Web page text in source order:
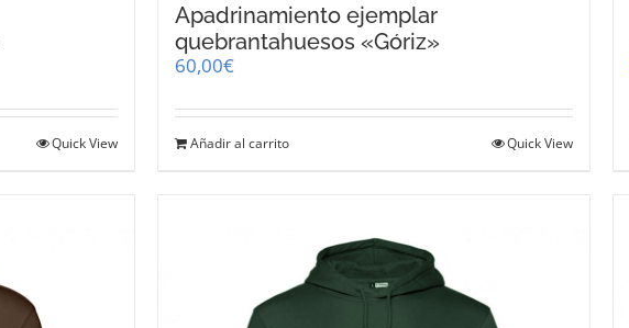
Quick View
Apadrinamiento ejemplar
quebrantahuesos «Góriz»
60,00€
Añadir al carrito Quick View